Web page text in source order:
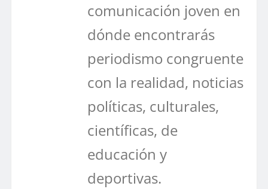
comunicación joven en
dónde encontrarás
periodismo congruente
con la realidad, noticias
políticas, culturales,
científicas, de
educación y
deportivas.